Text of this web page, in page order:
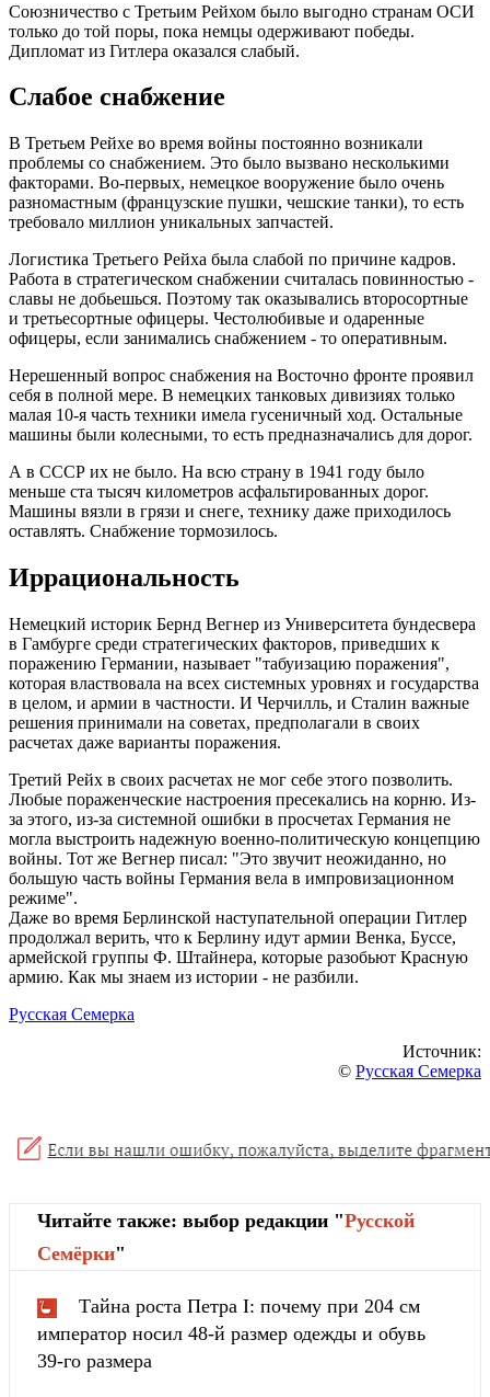
Союзничество с Третьим Рейхом было выгодно странам ОСИ
только до той поры, пока немцы одерживают победы.
Дипломат из Гитлера оказался слабый.
Слабое снабжение
В Третьем Рейхе во время войны постоянно возникали
проблемы со снабжением. Это было вызвано несколькими
факторами. Во-первых, немецкое вооружение было очень
разномастным (французские пушки, чешские танки), то есть
требовало миллион уникальных запчастей.
Логистика Третьего Рейха была слабой по причине кадров.
Работа в стратегическом снабжении считалась повинностью -
славы не добьешься. Поэтому так оказывались второсортные
и третьесортные офицеры. Честолюбивые и одаренные
офицеры, если занимались снабжением - то оперативным.
Нерешенный вопрос снабжения на Восточно фронте проявил
себя в полной мере. В немецких танковых дивизиях только
малая 10-я часть техники имела гусеничный ход. Остальные
машины были колесными, то есть предназначались для дорог.
А в СССР их не было. На всю страну в 1941 году было
меньше ста тысяч километров асфальтированных дорог.
Машины вязли в грязи и снеге, технику даже приходилось
оставлять. Снабжение тормозилось.
Иррациональность
Немецкий историк Бернд Вегнер из Университета бундесвера
в Гамбурге среди стратегических факторов, приведших к
поражению Германии, называет "табуизацию поражения",
которая властвовала на всех системных уровнях и государства
в целом, и армии в частности. И Черчилль, и Сталин важные
решения принимали на советах, предполагали в своих
расчетах даже варианты поражения.
Третий Рейх в своих расчетах не мог себе этого позволить.
Любые пораженческие настроения пресекались на корню. Из-
за этого, из-за системной ошибки в просчетах Германия не
могла выстроить надежную военно-политическую концепцию
войны. Тот же Вегнер писал: "Это звучит неожиданно, но
большую часть войны Германия вела в импровизационном
режиме".
Даже во время Берлинской наступательной операции Гитлер
продолжал верить, что к Берлину идут армии Венка, Буссе,
армейской группы Ф. Штайнера, которые разобьют Красную
армию. Как мы знаем из истории - не разбили.
Русская Семерка
Источник:
© Русская Семерка
Читайте также: выбор редакции "Русской
Cемёрки"
Тайна роста Петра I: почему при 204 см
император носил 48-й размер одежды и обувь
39-го размера